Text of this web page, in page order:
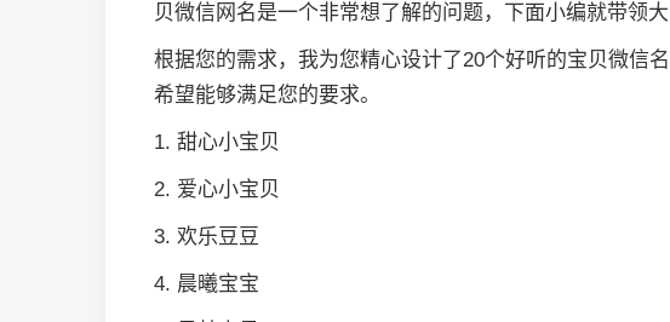
贝微信网名是一个非常想了解的问题，下面小编就带领大
根据您的需求，我为您精心设计了20个好听的宝贝微信
希望能够满足您的要求。
1. 甜心小宝贝
2. 爱心小宝贝
3. 欢乐豆豆
4. 晨曦宝宝